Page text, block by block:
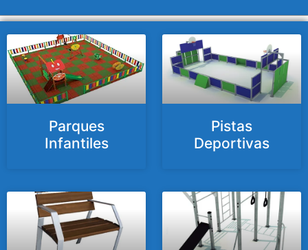
Parques
Infantiles
Pistas
Deportivas